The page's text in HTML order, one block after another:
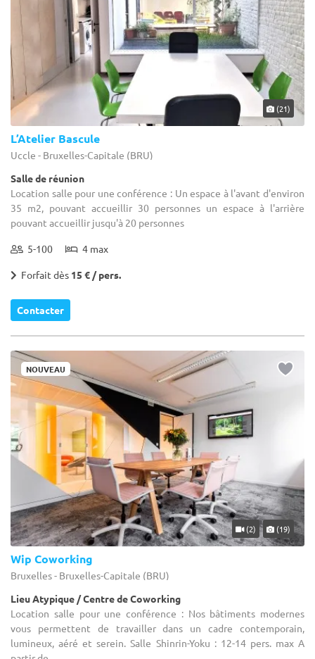
(21)
L’Atelier Bascule
Uccle - Bruxelles-Capitale (BRU)
Salle de réunion
Location salle pour une conférence : Un espace à l'avant d'environ
35 m2, pouvant accueillir 30 personnes un espace à l'arrière
pouvant accueillir jusqu'à 20 personnes
5-100 4 max
Forfait dès 15 € / pers.
Contacter
NOUVEAU
(2) (19)
Wip Coworking
Bruxelles - Bruxelles-Capitale (BRU)
Lieu Atypique / Centre de Coworking
Location salle pour une conférence : Nos bâtiments modernes
vous permettent de travailler dans un cadre contemporain,
lumineux, aéré et serein. Salle Shinrin-Yoku​ : 12-14 pers. max A